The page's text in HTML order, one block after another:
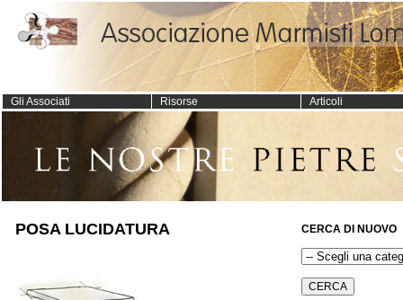
Gli Associati Risorse Articoli
POSA LUCIDATURA CERCA DI NUOVO